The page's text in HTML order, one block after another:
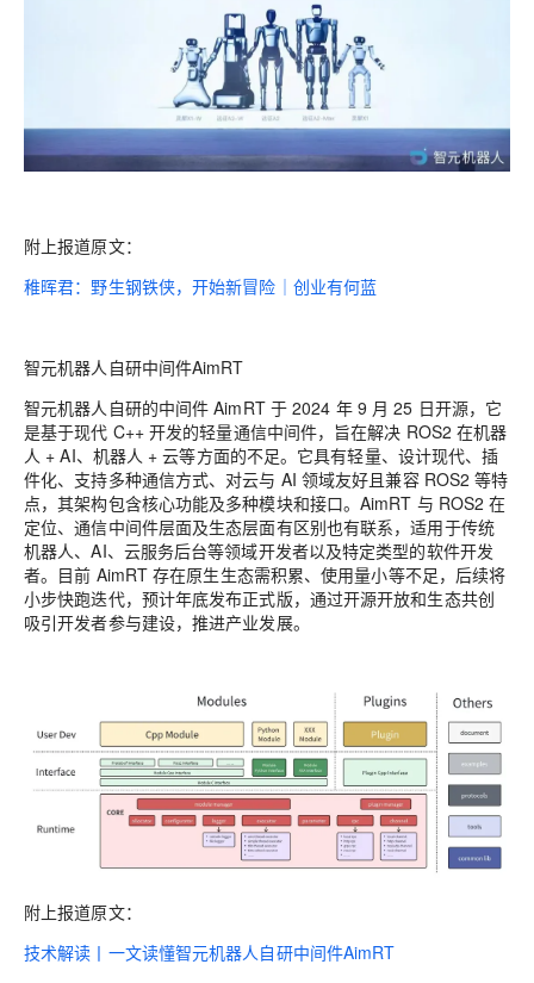
附上报道原文：
稚晖君：野生钢铁侠，开始新冒险｜创业有何蓝
智元机器人自研中间件AimRT
智元机器人自研的中间件 AimRT 于 2024 年 9 月 25 日开源，它
是基于现代 C++ 开发的轻量通信中间件，旨在解决 ROS2 在机器
人 + AI、机器人 + 云等方面的不足。它具有轻量、设计现代、插
件化、支持多种通信方式、对云与 AI 领域友好且兼容 ROS2 等特
点，其架构包含核心功能及多种模块和接口。AimRT 与 ROS2 在
定位、通信中间件层面及生态层面有区别也有联系，适用于传统
机器人、AI、云服务后台等领域开发者以及特定类型的软件开发
者。目前 AimRT 存在原生生态需积累、使用量小等不足，后续将
小步快跑迭代，预计年底发布正式版，通过开源开放和生态共创
吸引开发者参与建设，推进产业发展。
附上报道原文：
技术解读丨一文读懂智元机器人自研中间件AimRT